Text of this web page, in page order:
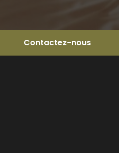
Contactez-nous